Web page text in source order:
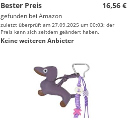
Bester Preis
16,56 €
gefunden bei Amazon
zuletzt überprüft am 27.09.2025 um 00:03; der
Preis kann sich seitdem geändert haben.
Keine weiteren Anbieter